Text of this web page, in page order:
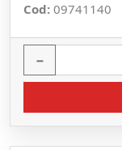
Cod: 09741140
−